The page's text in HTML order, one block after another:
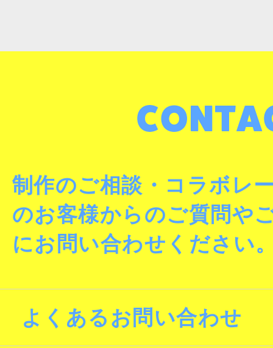
制作のご相談・コラボレ
のお客様からのご質問や
にお問い合わせください
よくあるお問い合わせ